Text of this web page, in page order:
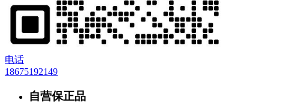
电话
18675192149
自营保正品